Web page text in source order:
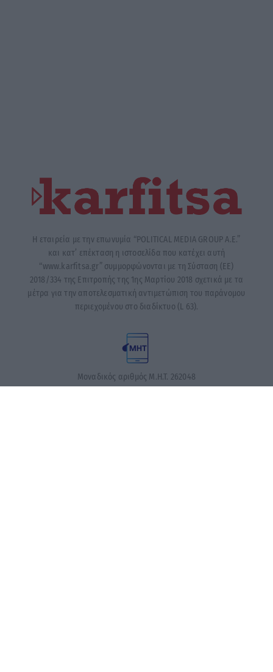
Η εταιρεία με την επωνυμία “POLITICAL MEDIA GROUP A.E.”
και κατ’ επέκταση η ιστοσελίδα που κατέχει αυτή
“www.karfitsa.gr” συμμορφώνονται με τη Σύσταση (ΕΕ)
2018/334 της Επιτροπής της 1ης Μαρτίου 2018 σχετικά με τα
μέτρα για την αποτελεσματική αντιμετώπιση του παράνομου
περιεχομένου στο διαδίκτυο (L 63).
Μοναδικός αριθμός Μ.Η.Τ. 262048